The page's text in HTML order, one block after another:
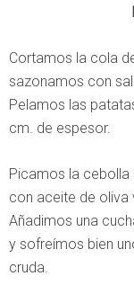
Cortamos la cola
sazonamos con
Pelamos las
cm. de espesor.
Picamos la cebolla
con aceite de oliva
Añadimos una
y sofreímos bien
cruda.